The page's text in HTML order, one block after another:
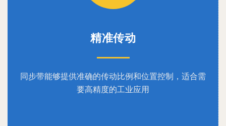
精准传动
同步带能够提供准确的传动比例和位置控制，适合需
要高精度的工业应用